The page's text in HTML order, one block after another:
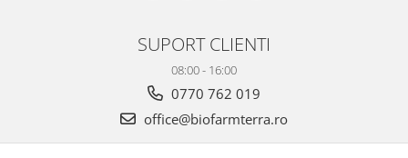
SUPORT CLIENTI
08:00 - 16:00
0770 762 019
office@biofarmterra.ro